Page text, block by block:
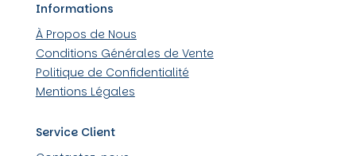
Informations
À Propos de Nous
Conditions Générales de Vente
Politique de Confidentialité
Mentions Légales
Service Client